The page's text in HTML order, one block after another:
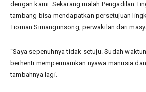
dengan kami. Sekarang malah Pengadilan
tambang bisa mendapatkan persetujuan
Tioman Simangunsong, perwakilan dari
“Saya sepenuhnya tidak setuju. Sudah
berhenti mempermainkan nyawa manusia
tambahnya lagi.